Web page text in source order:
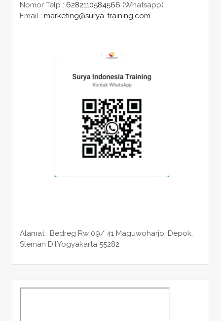
Nomor Telp : 6282110584566 (Whatsapp)
Email : marketing@surya-training.com
Alamat : Bedreg Rw 09/ 41 Maguwoharjo, Depok,
Sleman D.I.Yogyakarta 55282